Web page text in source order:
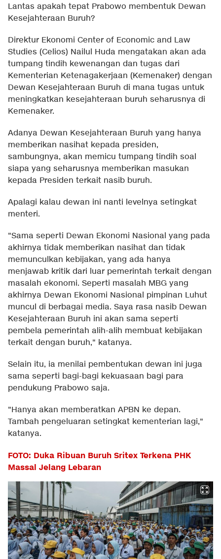
Lantas apakah tepat Prabowo membentuk Dewan
Kesejahteraan Buruh?
Direktur Ekonomi Center of Economic and Law
Studies (Celios) Nailul Huda mengatakan akan ada
tumpang tindih kewenangan dan tugas dari
Kementerian Ketenagakerjaan (Kemenaker) dengan
Dewan Kesejahteraan Buruh di mana tugas untuk
meningkatkan kesejahteraan buruh seharusnya di
Kemenaker.
Adanya Dewan Kesejahteraan Buruh yang hanya
memberikan nasihat kepada presiden,
sambungnya, akan memicu tumpang tindih soal
siapa yang seharusnya memberikan masukan
kepada Presiden terkait nasib buruh.
Apalagi kalau dewan ini nanti levelnya setingkat
menteri.
"Sama seperti Dewan Ekonomi Nasional yang pada
akhirnya tidak memberikan nasihat dan tidak
memunculkan kebijakan, yang ada hanya
menjawab kritik dari luar pemerintah terkait dengan
masalah ekonomi. Seperti masalah MBG yang
akhirnya Dewan Ekonomi Nasional pimpinan Luhut
muncul di berbagai media. Saya rasa nasib Dewan
Kesejahteraan Buruh ini akan sama seperti
pembela pemerintah alih-alih membuat kebijakan
terkait dengan buruh," katanya.
Selain itu, ia menilai pembentukan dewan ini juga
sama seperti bagi-bagi kekuasaan bagi para
pendukung Prabowo saja.
"Hanya akan memberatkan APBN ke depan.
Tambah pengeluaran setingkat kementerian lagi,"
katanya.
FOTO: Duka Ribuan Buruh Sritex Terkena PHK
Massal Jelang Lebaran